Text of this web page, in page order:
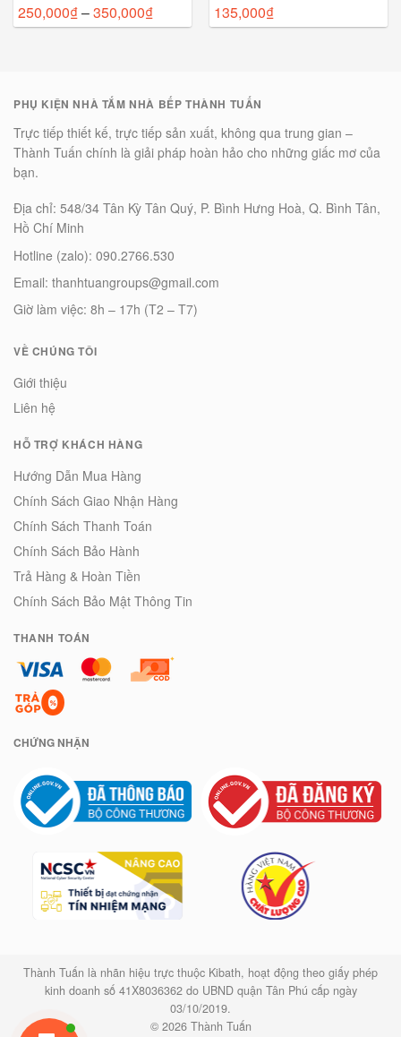
250,000₫–350,000₫ 135,000₫
PHỤ KIỆN NHÀ TẮM NHÀ BẾP THÀNH TUẤN
Trực tiếp thiết kế, trực tiếp sản xuất, không qua trung gian –
Thành Tuấn chính là giải pháp hoàn hảo cho những giấc mơ của
bạn.
Địa chỉ: 548/34 Tân Kỳ Tân Quý, P. Bình Hưng Hoà, Q. Bình Tân,
Hồ Chí Minh
Hotline (zalo): 090.2766.530
Email: thanhtuangroups@gmail.com
Giờ làm việc: 8h – 17h (T2 – T7)
VỀ CHÚNG TÔI
Giới thiệu
Liên hệ
HỖ TRỢ KHÁCH HÀNG
Hướng Dẫn Mua Hàng
Chính Sách Giao Nhận Hàng
Chính Sách Thanh Toán
Chính Sách Bảo Hành
Trả Hàng & Hoàn Tiền
Chính Sách Bảo Mật Thông Tin
THANH TOÁN
CHỨNG NHẬN
Thành Tuấn là nhãn hiệu trực thuộc Kibath, hoạt động theo giấy phép
kinh doanh số 41X8036362 do UBND quận Tân Phú cấp ngày
03/10/2019.
© 2026 Thành Tuấn